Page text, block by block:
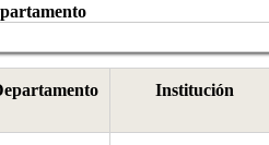
Institución